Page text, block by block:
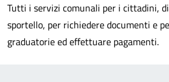
Tutti i servizi comunali per i cittadini,
sportello, per richiedere documenti e
graduatorie ed effettuare pagamenti.